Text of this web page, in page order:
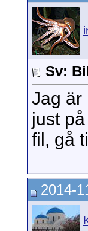
Sv:
Jag är
just
fil, gå
2014-